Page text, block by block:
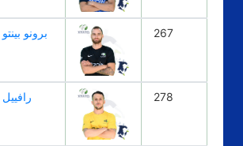
267 برونو بينتو
278 رافييل